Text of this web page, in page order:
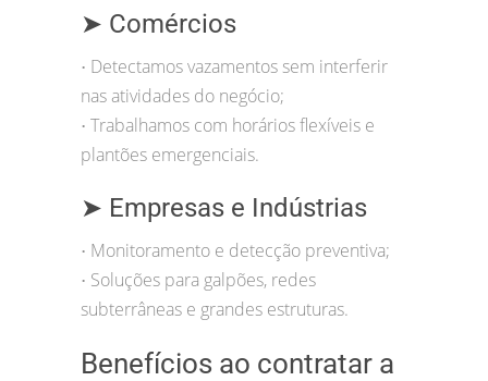
➤ Comércios
• Detectamos vazamentos sem interferir
nas atividades do negócio;
• Trabalhamos com horários flexíveis e
plantões emergenciais.
➤ Empresas e Indústrias
• Monitoramento e detecção preventiva;
• Soluções para galpões, redes
subterrâneas e grandes estruturas.
Benefícios ao contratar a